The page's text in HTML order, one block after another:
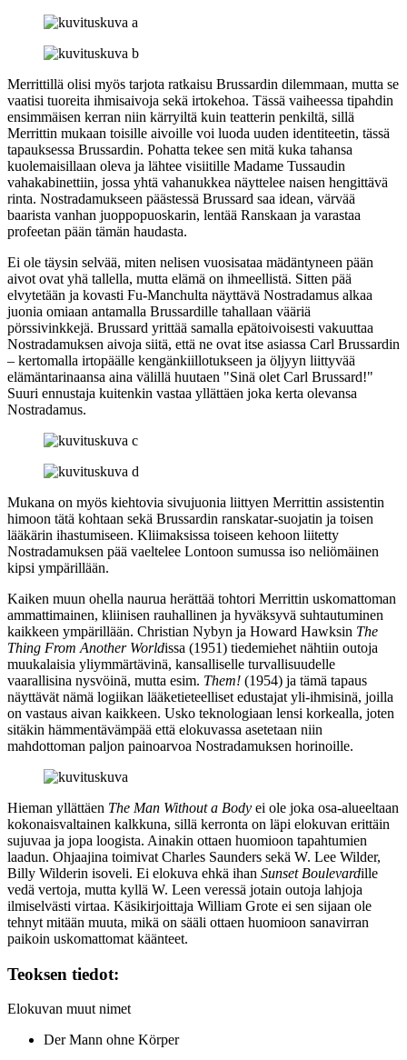
Merrittillä olisi myös tarjota ratkaisu Brussardin dilemmaan, mutta se
vaatisi tuoreita ihmisaivoja sekä irtokehoa. Tässä vaiheessa tipahdin
ensimmäisen kerran niin kärryiltä kuin teatterin penkiltä, sillä
Merrittin mukaan toisille aivoille voi luoda uuden identiteetin, tässä
tapauksessa Brussardin. Pohatta tekee sen mitä kuka tahansa
kuolemaisillaan oleva ja lähtee visiitille Madame Tussaudin
vahakabinettiin, jossa yhtä vahanukkea näyttelee naisen hengittävä
rinta. Nostradamukseen päästessä Brussard saa idean, värvää
baarista vanhan juoppopuoskarin, lentää Ranskaan ja varastaa
profeetan pään tämän haudasta.
Ei ole täysin selvää, miten nelisen vuosisataa mädäntyneen pään
aivot ovat yhä tallella, mutta elämä on ihmeellistä. Sitten pää
elvytetään ja kovasti Fu‑Manchulta näyttävä Nostradamus alkaa
juonia omiaan antamalla Brussardille tahallaan vääriä
pörssivinkkejä. Brussard yrittää samalla epätoivoisesti vakuuttaa
Nostradamuksen aivoja siitä, että ne ovat itse asiassa Carl Brussardin
– kertomalla irtopäälle kengänkiillotukseen ja öljyyn liittyvää
elämäntarinaansa aina välillä huutaen "Sinä olet Carl Brussard!"
Suuri ennustaja kuitenkin vastaa yllättäen joka kerta olevansa
Nostradamus.
Mukana on myös kiehtovia sivujuonia liittyen Merrittin assistentin
himoon tätä kohtaan sekä Brussardin ranskatar-suojatin ja toisen
lääkärin ihastumiseen. Kliimaksissa toiseen kehoon liitetty
Nostradamuksen pää vaeltelee Lontoon sumussa iso neliömäinen
kipsi ympärillään.
Kaiken muun ohella naurua herättää tohtori Merrittin uskomattoman
ammattimainen, kliinisen rauhallinen ja hyväksyvä suhtautuminen
kaikkeen ympärillään. Christian Nybyn ja Howard Hawksin The
Thing From Another Worldissa (1951) tiedemiehet nähtiin outoja
muukalaisia yliymmärtävinä, kansalliselle turvallisuudelle
vaarallisina nysvöinä, mutta esim. Them! (1954) ja tämä tapaus
näyttävät nämä logiikan lääketieteelliset edustajat yli‑ihmisinä, joilla
on vastaus aivan kaikkeen. Usko teknologiaan lensi korkealla, joten
sitäkin hämmentävämpää että elokuvassa asetetaan niin
mahdottoman paljon painoarvoa Nostradamuksen horinoille.
Hieman yllättäen The Man Without a Body ei ole joka osa‑alueeltaan
kokonaisvaltainen kalkkuna, sillä kerronta on läpi elokuvan erittäin
sujuvaa ja jopa loogista. Ainakin ottaen huomioon tapahtumien
laadun. Ohjaajina toimivat Charles Saunders sekä W. Lee Wilder,
Billy Wilderin isoveli. Ei elokuva ehkä ihan Sunset Boulevardille
vedä vertoja, mutta kyllä W. Leen veressä jotain outoja lahjoja
ilmiselvästi virtaa. Käsikirjoittaja William Grote ei sen sijaan ole
tehnyt mitään muuta, mikä on sääli ottaen huomioon sanavirran
paikoin uskomattomat käänteet.
Teoksen tiedot:
Elokuvan muut nimet
Der Mann ohne Körper